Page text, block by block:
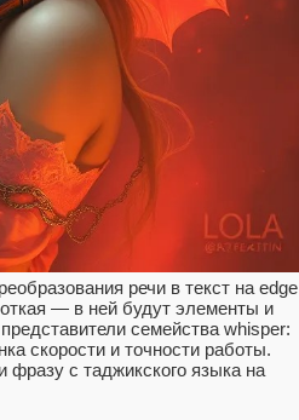
речи в текст на edge
— в ней будут элементы и
семейства whisper:
скорости и точности работы.
фразу с таджикского языка на